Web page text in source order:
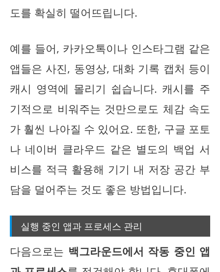
도를 확실히 떨어뜨립니다.
예를 들어, 카카오톡이나 인스타그램 같은
앱들은 사진, 동영상, 대화 기록 캡처 등이
캐시 영역에 몰리기 쉽습니다. 캐시를 주
기적으로 비워주는 것만으로도 체감 속도
가 훨씬 나아질 수 있어요. 또한, 구글 포토
나 네이버 클라우드 같은 별도의 백업 서
비스를 적극 활용해 기기 내 저장 공간 부
담을 덜어주는 것도 좋은 방법입니다.
실행 중인 앱과 프로세스 관리
다음으로는 백그라운드에서 작동 중인 앱